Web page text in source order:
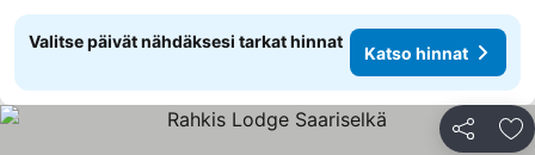
Valitse päivät nähdäksesi tarkat hinnat
Katso hinnat
Jaa